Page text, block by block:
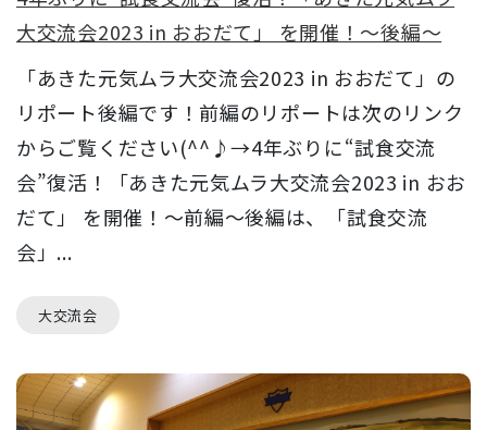
大交流会2023 in おおだて」 を開催！～後編～
「あきた元気ムラ大交流会2023 in おおだて」の
リポート後編です！前編のリポートは次のリンク
からご覧ください(^^♪→4年ぶりに“試食交流
会”復活！「あきた元気ムラ大交流会2023 in おお
だて」 を開催！～前編～後編は、「試食交流
会」...
大交流会